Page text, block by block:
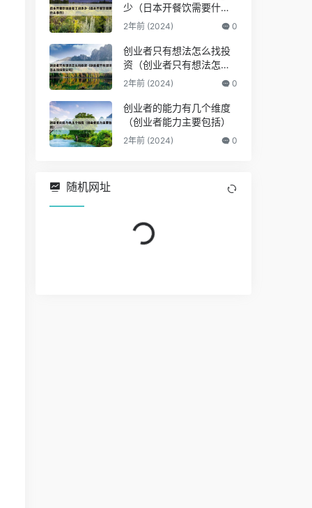
少（日本开餐饮需要什么
条件）
2年前 (2024) 0
创业者只有想法怎么找投
资（创业者只有想法怎么
找投资公司）
2年前 (2024) 0
创业者的能力有几个维度
（创业者能力主要包括）
2年前 (2024) 0
Loading...
随机网址
Loading...